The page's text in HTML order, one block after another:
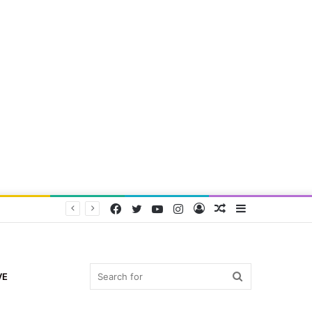
Random
Log
Instagram
YouTube
Twitter
Facebook